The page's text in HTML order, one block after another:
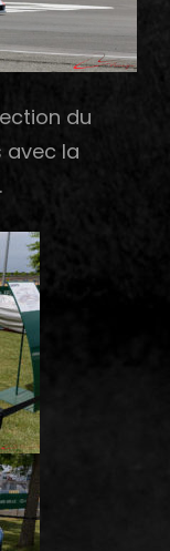
du
avec la